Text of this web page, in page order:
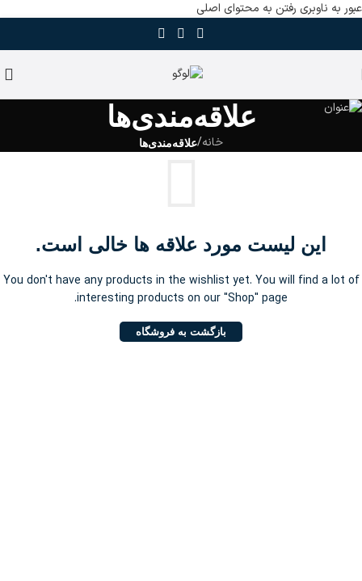
عبور به ناوبری رفتن به محتوای اصلی
علاقه‌مندی‌ها
خانه/علاقه‌مندی‌ها
این لیست مورد علاقه ها خالی است.
You don't have any products in the wishlist yet. You will find a lot of
interesting products on our "Shop" page.
بازگشت به فروشگاه